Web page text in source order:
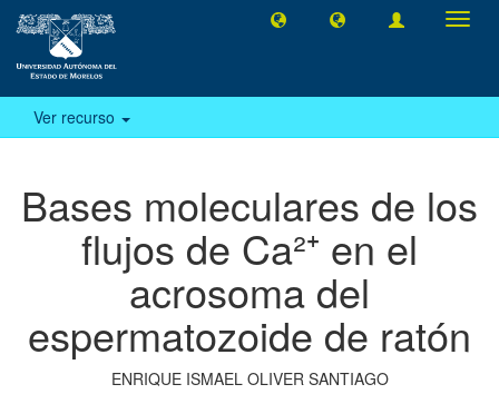
Ver recurso
Bases moleculares de los
flujos de Ca²⁺ en el
acrosoma del
espermatozoide de ratón
ENRIQUE ISMAEL OLIVER SANTIAGO